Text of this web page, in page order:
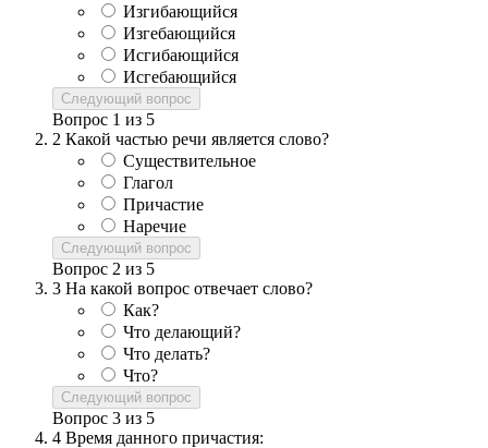
Изгибающийся
Изгебающийся
Исгибающийся
Исгебающийся
Следующий вопрос
Вопрос 1 из 5
2 Какой частью речи является слово?
Существительное
Глагол
Причастие
Наречие
Следующий вопрос
Вопрос 2 из 5
3 На какой вопрос отвечает слово?
Как?
Что делающий?
Что делать?
Что?
Следующий вопрос
Вопрос 3 из 5
4 Время данного причастия: